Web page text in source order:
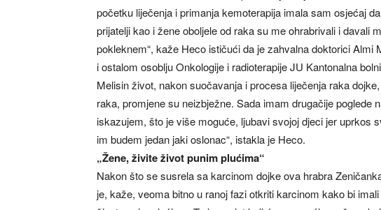
početku liječenja i primanja kemoterapija imala sam osjećaj
prijatelji kao i žene oboljele od raka su me ohrabrivali i davali
pokleknem“, kaže Heco ističući da je zahvalna doktorici
i ostalom osoblju Onkologije i radioterapije JU Kantonalna
Melisin život, nakon suočavanja i procesa liječenja raka
raka, promjene su neizbježne. Sada imam drugačije poglede
iskazujem, što je više moguće, ljubavi svojoj djeci jer uprkos
im budem jedan jaki oslonac“, istakla je Heco.
„Žene, živite život punim plućima“
Nakon što se susrela sa karcinom dojke ova hrabra
je, kaže, veoma bitno u ranoj fazi otkriti karcinom kako bi